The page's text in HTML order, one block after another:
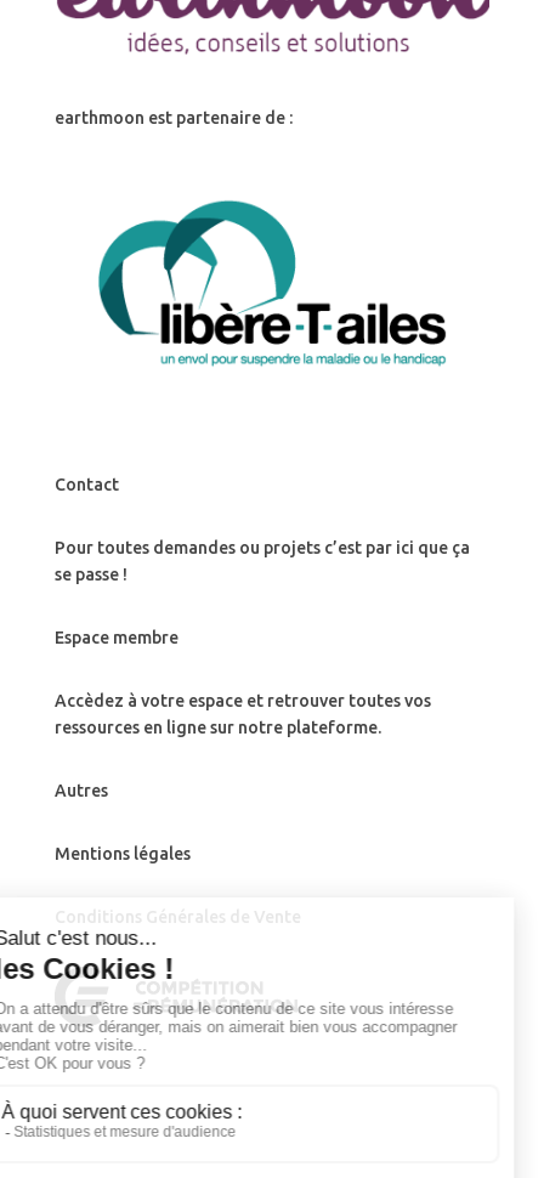
earthmoon est partenaire de :
Contact
Pour toutes demandes ou projets c’est par ici que ça
se passe !
Espace membre
Accèdez à votre espace et retrouver toutes vos
ressources en ligne sur notre plateforme.
Autres
Mentions légales
Conditions Générales de Vente